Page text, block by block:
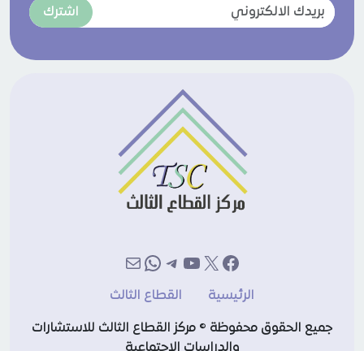
اشترك
فيسبوك
إكسيوتيوب
تيليجرام
واتساب
بريد
الرئيسية
القطاع الثالث
جميع الحقوق محفوظة © مركز القطاع الثالث للاستشارات